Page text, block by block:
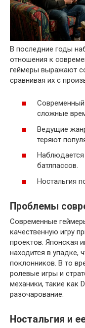
В последние годы
отношения к
геймеры выражают
сравнивая их с
Современный
сложные
Ведущие
теряют
Наблюдается
батлпассов.
Ностальгия
Проблемы
Современные
качественную игру
проектов. Японская
находится в упадке,
поклонников. В то
ролевые игры и
механики, такие как
разочарование.
Ностальгия и